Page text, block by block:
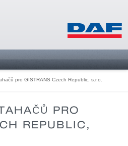
pro GISTRANS Czech Republic, s.r.o.
PRO
REPUBLIC,